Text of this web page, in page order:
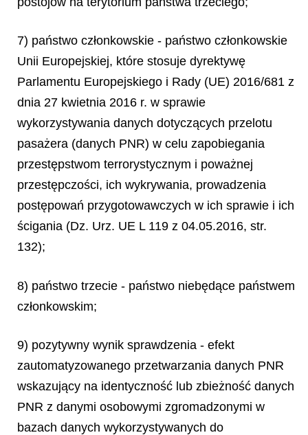
7) państwo członkowskie - państwo członkowskie
Unii Europejskiej, które stosuje dyrektywę
Parlamentu Europejskiego i Rady (UE) 2016/681 z
dnia 27 kwietnia 2016 r. w sprawie
wykorzystywania danych dotyczących przelotu
pasażera (danych PNR) w celu zapobiegania
przestępstwom terrorystycznym i poważnej
przestępczości, ich wykrywania, prowadzenia
postępowań przygotowawczych w ich sprawie i ich
ścigania (Dz. Urz. UE L 119 z 04.05.2016, str.
132);
8) państwo trzecie - państwo niebędące państwem
członkowskim;
9) pozytywny wynik sprawdzenia - efekt
zautomatyzowanego przetwarzania danych PNR
wskazujący na identyczność lub zbieżność danych
PNR z danymi osobowymi zgromadzonymi w
bazach danych wykorzystywanych do